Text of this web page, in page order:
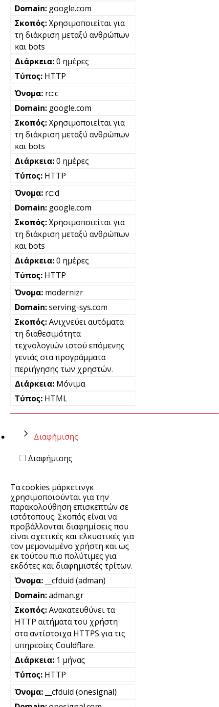
google.com
Χρησιμοποιείται για
τη διάκριση μεταξύ ανθρώπων
και bots
0 ημέρες
HTTP
rc::c
google.com
Χρησιμοποιείται για
τη διάκριση μεταξύ ανθρώπων
και bots
0 ημέρες
HTTP
rc::d
google.com
Χρησιμοποιείται για
τη διάκριση μεταξύ ανθρώπων
και bots
0 ημέρες
HTTP
modernizr
serving-sys.com
Ανιχνεύει αυτόματα
τη διαθεσιμότητα
τεχνολογιών ιστού επόμενης
γενιάς στα προγράμματα
περιήγησης των χρηστών.
Μόνιμα
HTML
Διαφήμισης
Διαφήμισης
Τα cookies μάρκετινγκ
χρησιμοποιούνται για την
παρακολούθηση επισκεπτών σε
ιστότοπους. Σκοπός είναι να
προβάλλονται διαφημίσεις που
είναι σχετικές και ελκυστικές για
τον μεμονωμένο χρήστη και ως
εκ τούτου πιο πολύτιμες για
εκδότες και διαφημιστές τρίτων.
__cfduid (adman)
adman.gr
Ανακατευθύνει τα
HTTP αιτήματα του χρήστη
στα αντίστοιχα HTTPS για τις
υπηρεσίες Couldflare.
1 μήνας
HTTP
__cfduid (onesignal)